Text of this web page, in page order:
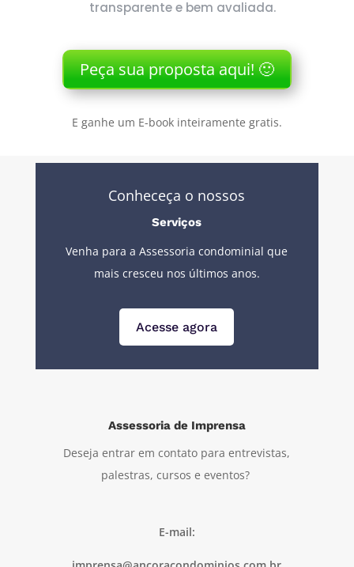
transparente e bem avaliada.
Peça sua proposta aqui! 🙂
E ganhe um E-book inteiramente gratis.
Conheceça o nossos
Serviços
Venha para a Assessoria condominial que
mais cresceu nos últimos anos.
Acesse agora
Assessoria de Imprensa
Deseja entrar em contato para entrevistas,
palestras, cursos e eventos?
E-mail: